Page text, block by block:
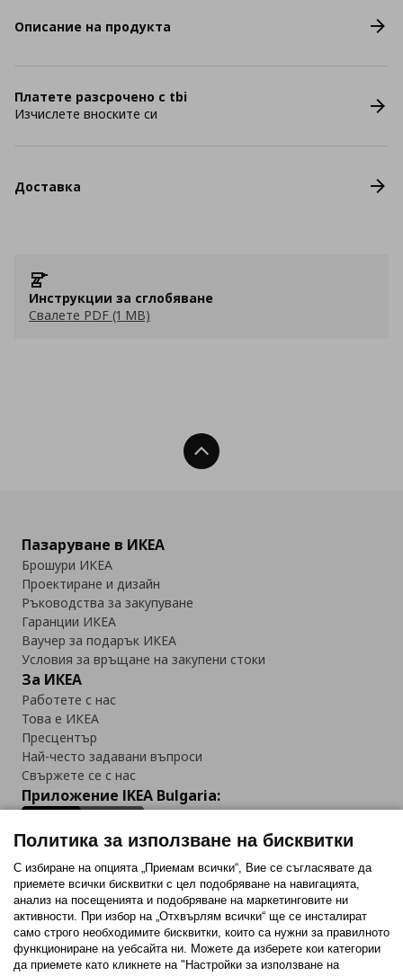
Описание на продукта
Платете разсрочено с tbi
Изчислете вноските си
Доставка
Инструкции за сглобяване
Свалете PDF (1 MB)
Нагоре
Пазаруване в ИКЕА
Брошури ИКЕА
Проектиране и дизайн
Ръководства за закупуване
Гаранции ИКЕА
Ваучер за подарък ИКЕА
Условия за връщане на закупени стоки
За ИКЕА
Работете с нас
Това е ИКЕА
Пресцентър
Най-често задавани въпроси
Свържете се с нас
Приложение IKEA Bulgaria:
Последвайте ни:
FacebookTwitterYoutubePinterestInstagram
Политика за използване на бисквитки
С избиране на опцията „Приемам всички“, Вие се съгласявате да
приемете всички бисквитки с цел подобряване на навигацията,
анализ на посещенията и подобряване на маркетинговите ни
активности. При избор на „Отхвърлям всички“ ще се инсталират
само строго необходимитe бисквитки, които са нужни за правилното
функциониране на уебсайта ни. Можете да изберете кои категории
да приемете като кликнете на "Настройки за използване на